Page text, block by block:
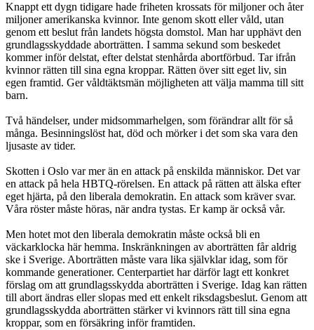
Knappt ett dygn tidigare hade friheten krossats för miljoner och åter
miljoner amerikanska kvinnor. Inte genom skott eller våld, utan
genom ett beslut från landets högsta domstol. Man har upphävt den
grundlagsskyddade aborträtten. I samma sekund som beskedet
kommer inför delstat, efter delstat stenhårda abortförbud. Tar ifrån
kvinnor rätten till sina egna kroppar. Rätten över sitt eget liv, sin
egen framtid. Ger våldtäktsmän möjligheten att välja mamma till sitt
barn.
Två händelser, under midsommarhelgen, som förändrar allt för så
många. Besinningslöst hat, död och mörker i det som ska vara den
ljusaste av tider.
Skotten i Oslo var mer än en attack på enskilda människor. Det var
en attack på hela HBTQ-rörelsen. En attack på rätten att älska efter
eget hjärta, på den liberala demokratin. En attack som kräver svar.
Våra röster måste höras, när andra tystas. Er kamp är också vår.
Men hotet mot den liberala demokratin måste också bli en
väckarklocka här hemma. Inskränkningen av aborträtten får aldrig
ske i Sverige. Aborträtten måste vara lika självklar idag, som för
kommande generationer. Centerpartiet har därför lagt ett konkret
förslag om att grundlagsskydda aborträtten i Sverige. Idag kan rätten
till abort ändras eller slopas med ett enkelt riksdagsbeslut. Genom att
grundlagsskydda aborträtten stärker vi kvinnors rätt till sina egna
kroppar, som en försäkring inför framtiden.